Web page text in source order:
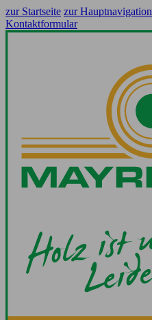
zur Startseite zur Hauptnavigation
Kontaktformular